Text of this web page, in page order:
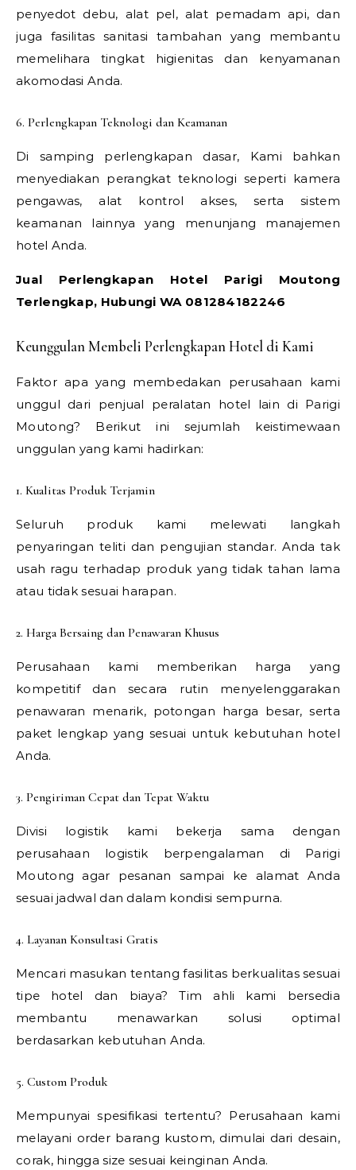
penyedot debu, alat pel, alat pemadam api, dan
juga fasilitas sanitasi tambahan yang membantu
memelihara tingkat higienitas dan kenyamanan
akomodasi Anda.
6. Perlengkapan Teknologi dan Keamanan
Di samping perlengkapan dasar, Kami bahkan
menyediakan perangkat teknologi seperti kamera
pengawas, alat kontrol akses, serta sistem
keamanan lainnya yang menunjang manajemen
hotel Anda.
Jual Perlengkapan Hotel Parigi Moutong
Terlengkap, Hubungi WA 081284182246
Keunggulan Membeli Perlengkapan Hotel di Kami
Faktor apa yang membedakan perusahaan kami
unggul dari penjual peralatan hotel lain di Parigi
Moutong? Berikut ini sejumlah keistimewaan
unggulan yang kami hadirkan:
1. Kualitas Produk Terjamin
Seluruh produk kami melewati langkah
penyaringan teliti dan pengujian standar. Anda tak
usah ragu terhadap produk yang tidak tahan lama
atau tidak sesuai harapan.
2. Harga Bersaing dan Penawaran Khusus
Perusahaan kami memberikan harga yang
kompetitif dan secara rutin menyelenggarakan
penawaran menarik, potongan harga besar, serta
paket lengkap yang sesuai untuk kebutuhan hotel
Anda.
3. Pengiriman Cepat dan Tepat Waktu
Divisi logistik kami bekerja sama dengan
perusahaan logistik berpengalaman di Parigi
Moutong agar pesanan sampai ke alamat Anda
sesuai jadwal dan dalam kondisi sempurna.
4. Layanan Konsultasi Gratis
Mencari masukan tentang fasilitas berkualitas sesuai
tipe hotel dan biaya? Tim ahli kami bersedia
membantu menawarkan solusi optimal
berdasarkan kebutuhan Anda.
5. Custom Produk
Mempunyai spesifikasi tertentu? Perusahaan kami
melayani order barang kustom, dimulai dari desain,
corak, hingga size sesuai keinginan Anda.